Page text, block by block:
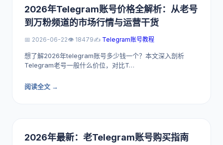
2026年Telegram账号价格全解析：从老号
到万粉频道的市场行情与运营干货
📅 2026-06-22👁️ 18479✍️ Telegram账号教程
想了解2026年telegram账号多少钱一个？本文深入剖析
Telegram老号一般什么价位，对比T…
阅读全文 →
2026年最新：老Telegram账号购买指南